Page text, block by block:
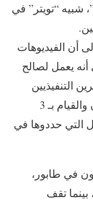
منصة “ويبو”، شبيه “تويتر” في
450 ألف متابع، إلى أن الفيديوهات
يعمل لصالح
التنفيذيين
اضطروا للزحف على أيديهم وركبهم في المكان والقيام بـ 3
التي حددوها في
في طابور،
تقف